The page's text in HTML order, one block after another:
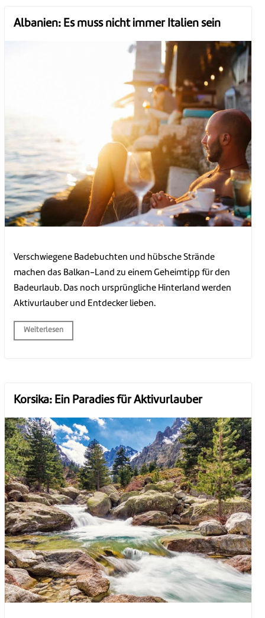
Albanien: Es muss nicht immer Italien sein
Verschwiegene Badebuchten und hübsche Strände
machen das Balkan-Land zu einem Geheimtipp für den
Badeurlaub. Das noch ursprüngliche Hinterland werden
Aktivurlauber und Entdecker lieben.
Weiterlesen
Korsika: Ein Paradies für Aktivurlauber